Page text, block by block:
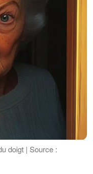
doigt | Source :